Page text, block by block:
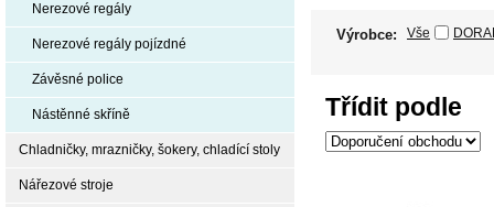
Výrobce: Vše
Třídit podle
Nerezové regály
Nerezové regály pojízdné
Závěsné police
Nástěnné skříně
Chladničky, mrazničky, šokery, chladící stoly
Nářezové stroje